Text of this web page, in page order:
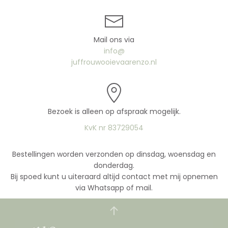
Mail ons via
info@
juffrouwooievaarenzo.nl
Bezoek is alleen op afspraak mogelijk.
KvK nr 83729054
Bestellingen worden verzonden op dinsdag, woensdag en
donderdag.
Bij spoed kunt u uiteraard altijd contact met mij opnemen
via Whatsapp of mail.